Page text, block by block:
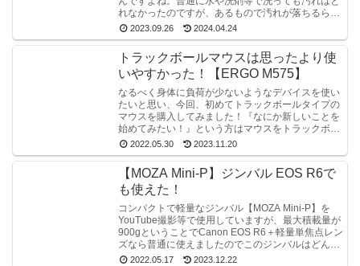
れなかったのですが、あるもので汚れが落ちるらし
いという話を聞き、やってみました。
2023.09.26 2024.04.24
トラックボールマウスは思ったより使
いやすかった！【ERGO M575】
なるべく身体に負荷が少ないようなデバイスを使い
たいと思い、今回、初めてトラックボールタイプの
マウスを購入してみました！『なにか新しいことを
始めてみたい！』という方はマウスをトラックボー
ルタイプに変えてみる、というのもアリなんではな
いでしょうか。
2022.05.30 2023.11.20
【MOZA Mini-P】ジンバル EOS R6で
も使えた！
コンパクトで軽量なジンバル【MOZA Mini-P】を
YouTube撮影等で使用していますが、最大積載量が
900gということでCanon EOS R6＋軽量単焦点レン
ズなら普通に使えましたのでこのジンバルはどんな
感じなのかを簡単に紹介します。
2022.05.17 2023.12.22